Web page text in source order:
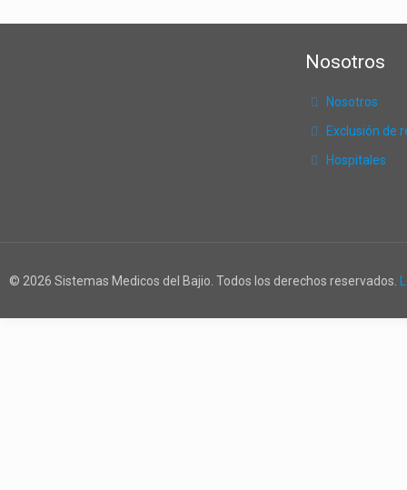
Nosotros
Nosotros
Exclusión de
Hospitales
© 2026 Sistemas Medicos del Bajio. Todos los derechos reservados.